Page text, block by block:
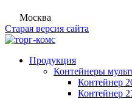
Москва
Старая версия сайта
Продукция
Контейнеры
Контейнер
Контейнер